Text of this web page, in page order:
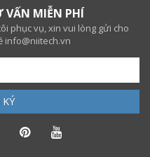
VẤN MIỄN PHÍ
phục vụ, xin vui lòng gửi cho
info@niitech.vn